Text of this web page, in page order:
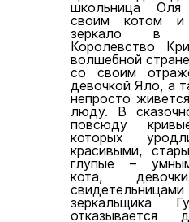
школьница Оля
своим котом и
зеркало в
Королевство
волшебной
со своим
девочкой Яло, а
непросто
люду. В
повсюду
которых
красивыми,
глупые –
кота,
зеркальщика
отказывается